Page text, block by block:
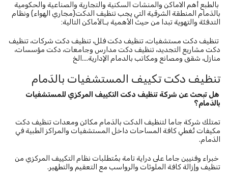
بالطبع أهم الاماكن والمنشات السكنية والتجارية والصناعية والحكومية
بالدَمام المنطقة الشرقية التي يجب تنظيف الدكت(مجاري الهواء) ونظام
التدفئة والتهوية تبدا من حيث الأهمية بـالأماكن التالية:
تنظيف دكت مستشفيات، تنظيف دكت فلل، تنظيف دكت شركات، تنظيف
دكت مشاريع التجديد، تنظيف دكت مدارس وجامعات، دكت مؤسسات،
منازل، شقق ومصانع ومكاتب بالدمام الإدارية....الخ
تنظيف دكت تكييف المستشفيات بالدَمام
هل تبحث عن شركة تنظيف دكت التكييف المركزي للمستشفيات
بالدَمام؟
تمتلك شركة جاما لتنظيف الدكت بالدَمام مكائن ومعدات تنظيف دكت
مكيفات تُغطي كافة المساحات داخل المستشفيات والمراكز الطبية في
الدَمام.
خبراء وفنيين جاما على دراية تامة بمُتطلبات نظام التكييف المركزي من
تنظيف وإزالة كافة الملوثات والرواسب مع التعقيم والتطهير.